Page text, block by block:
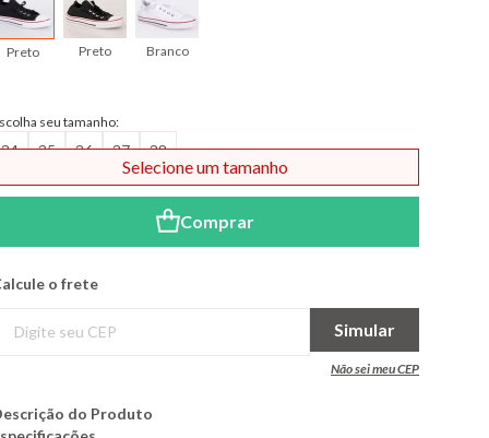
Preto Preto Branco
seu tamanho:
34 35 36 37 38
Comprar
Selecione um tamanho
o frete
Simular
Não sei meu CEP
do Produto